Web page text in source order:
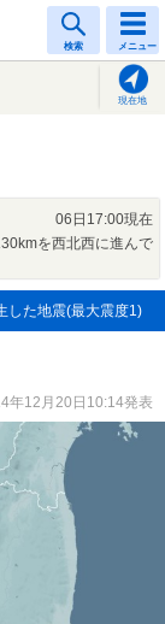
検索 メニュー
現在地
06日17:00現在
を西北西に進んで
した地震(最大震度1)
年12月20日10:14発表